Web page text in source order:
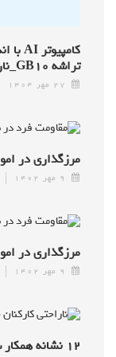
تراشه GB۱۰_نارنجی پوش
۲۷ مهر ۱۴۰۴
مرزگذاری در
۹ مهر ۱۴۰۲
مرزگذاری در
۹ مهر ۱۴۰۲
۱۲ نشانه همکار سمی؛ چطور در محیط کار با او برخورد کنیم؟